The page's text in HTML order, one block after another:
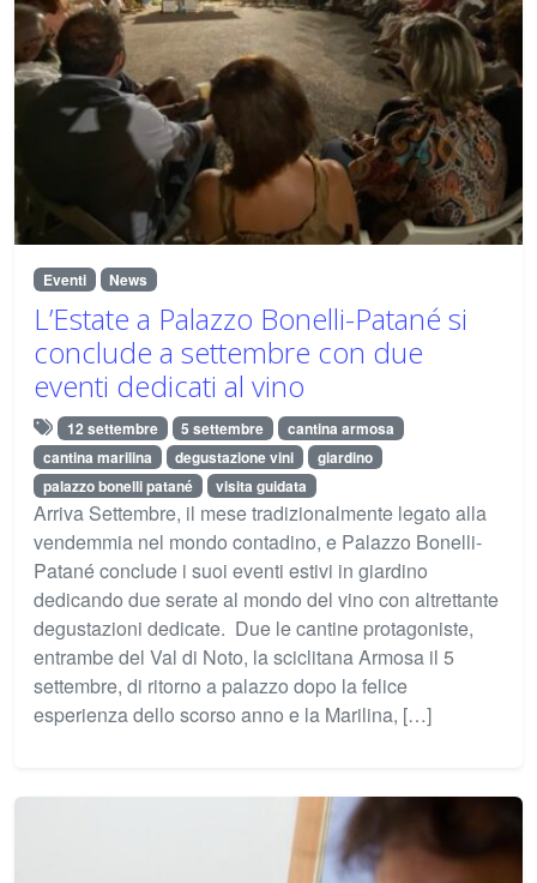
Eventi News
L’Estate a Palazzo Bonelli-Patané si
conclude a settembre con due
eventi dedicati al vino
12 settembre 5 settembre
cantina armosa
cantina marilina
degustazione vini
giardino
palazzo bonelli patané
visita guidata
Arriva Settembre, il mese tradizionalmente legato alla
vendemmia nel mondo contadino, e Palazzo Bonelli-
Patané conclude i suoi eventi estivi in giardino
dedicando due serate al mondo del vino con altrettante
degustazioni dedicate. Due le cantine protagoniste,
entrambe del Val di Noto, la sciclitana Armosa il 5
settembre, di ritorno a palazzo dopo la felice
esperienza dello scorso anno e la Marilina, […]